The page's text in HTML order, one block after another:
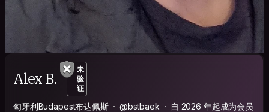
Alex B.
未
验
证
匈牙利Budapest布达佩斯 @bstbaek 自 2026 年起成为会员